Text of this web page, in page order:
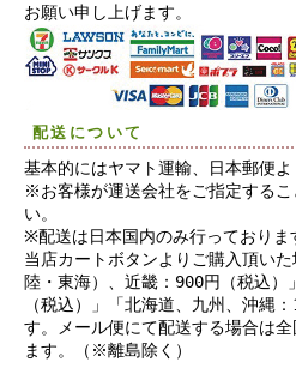
お願い申し上げます。
配送について
基本的にはヤマト運輸、日本郵便よ
※お客様が運送会社をご指定する
い。
※配送は日本国内のみ行っておりま
当店カートボタンよりご購入頂い
陸・東海）、近畿：900円（税込
（税込）」「北海道、九州、沖縄
す。メール便にて配送する場合は
ます。（※離島除く）